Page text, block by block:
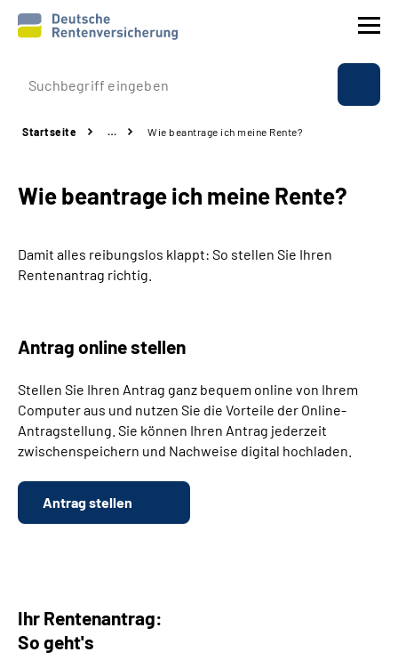
Prävention
Rente
Beratung & Kontakt
Über uns & Presse
Online-Services
Suche
Startseite … Wie beantrage ich meine Rente?
Wie beantrage ich meine Rente?
Damit alles reibungslos klappt: So stellen Sie Ihren
Rentenantrag richtig.
Antrag online stellen
Stellen Sie Ihren Antrag ganz bequem online von Ihrem
Computer aus und nutzen Sie die Vorteile der Online-
Antragstellung. Sie können Ihren Antrag jederzeit
zwischenspeichern und Nachweise digital hochladen.
Antrag stellen
Ihr Rentenantrag:
So geht's